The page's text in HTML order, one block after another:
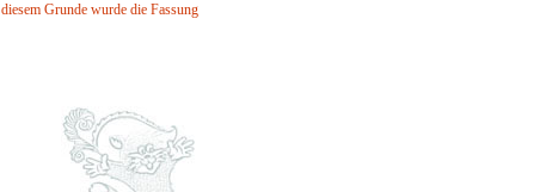
Grunde wurde die Fassung